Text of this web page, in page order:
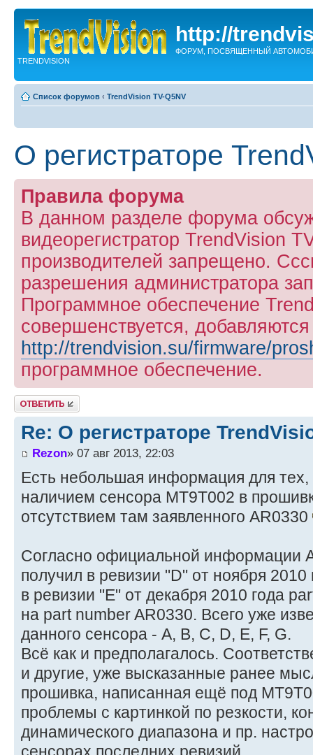
http://
ФОРУМ, ПОСВЯЩЕННЫЙ
TRENDVISION
Список форумов ‹ TrendVision TV-Q5NV
О регистраторе
Правила форума
В данном разделе форума
видеорегистратор TrendVision
производителей запрещено.
разрешения администратора
Программное обеспечение
совершенствуется,
http://trendvision.su/firmware/
программное обеспечение.
Ответить
Re: О регистраторе
Rezon» 07 авг 2013, 22:03
Есть небольшая информация для тех,
наличием сенсора MT9T002 в
отсутствием там заявленного AR0330
Согласно официальной информации
получил в ревизии "D" от ноября
в ревизии "E" от декабря 2010 года
на part number AR0330. Всего уже
данного сенсора - A, B, C, D, E, F, G.
Всё как и предполагалось.
и другие, уже высказанные ранее
прошивка, написанная ещё под
проблемы с картинкой по резкости,
динамического диапазона и пр.
сенсорах последних ревизий.